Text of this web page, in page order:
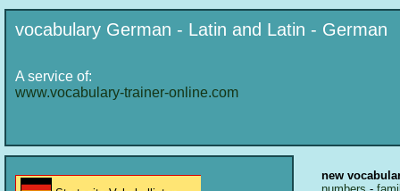
vocabulary German - Latin and Latin - German
A service of:
www.vocabulary-trainer-online.com
new